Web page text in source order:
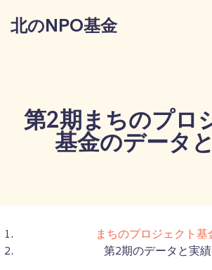
ス
キ
ッ
北のNPO基金
第2期まちのプロ
基金のデータ
まちのプロジェクト基
第2期のデータと実績